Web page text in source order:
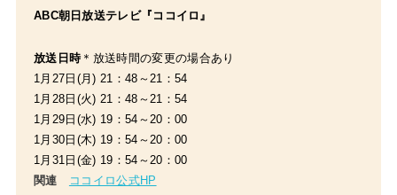
ABC朝日放送テレビ『ココイロ』
放送 日時＊放送時間の変更の場合あり
1月27日(月) 21：48～21：54
1月28日(火) 21：48～21：54
1月29日(水) 19：54～20：00
1月30日(木) 19：54～20：00
1月31日(金) 19：54～20：00
関連
ココイロ公式HP